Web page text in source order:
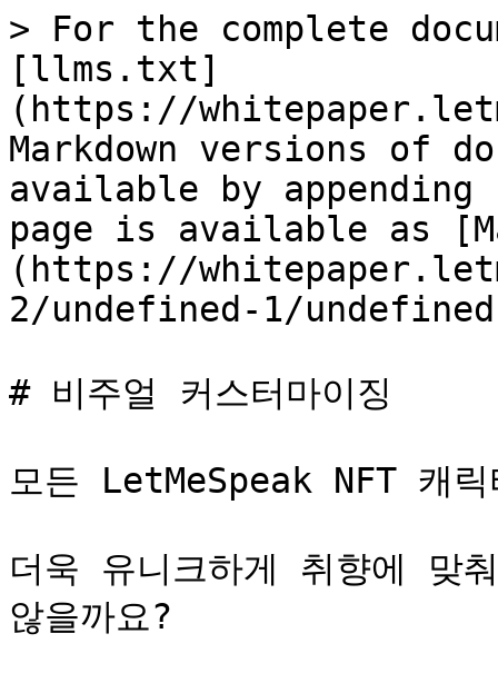
> For the complete
[llms.txt]
(https://
Markdown versions of
available by
page is available as
(https://
2/undefined-1/
# 비주얼 커스터마이징
모든 LetMeSpeak NFT 캐
더욱 유니크하게 취향에 맞
않을까요?